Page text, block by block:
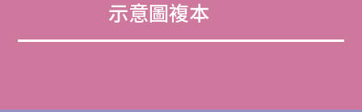
示意圖複本